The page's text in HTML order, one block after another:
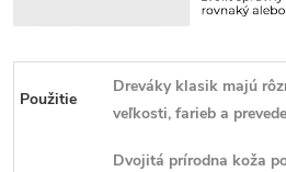
Použitie
Dreváky klasik majú
veľkosti, farieb a
Dvojitá prírodna koža